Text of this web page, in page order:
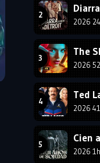
1996
1993
1990
1987
1984
1981
1978
2026
2026
Ted
2026
2026